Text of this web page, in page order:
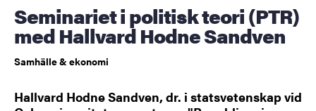
Seminariet i politisk teori (PTR)
med Hallvard Hodne Sandven
Samhälle & ekonomi
Hallvard Hodne Sandven, dr. i statsvetenskap vid